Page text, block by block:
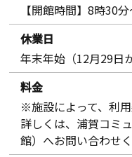
【開館時間】8時30
休業日
年末年始（12月29日
料金
※施設によって、利用
詳しくは、浦賀コミ
館）へお問い合わせく